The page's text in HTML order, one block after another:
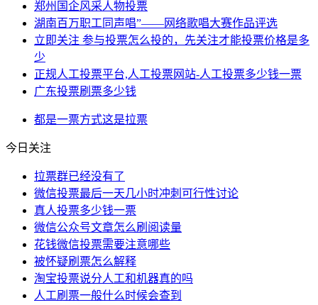
郑州国企风采人物投票
湖南百万职工同声唱”——网络歌唱大赛作品评选
立即关注 参与投票怎么投的，先关注才能投票价格是多
少
正规人工投票平台,人工投票网站-人工投票多少钱一票
广东投票刷票多少钱
都是一票方式这是拉票
今日关注
拉票群已经没有了
微信投票最后一天几小时冲刺可行性讨论
真人投票多少钱一票
微信公众号文章怎么刷阅读量
花钱微信投票需要注意哪些
被怀疑刷票怎么解释
淘宝投票说分人工和机器真的吗
人工刷票一般什么时候会查到